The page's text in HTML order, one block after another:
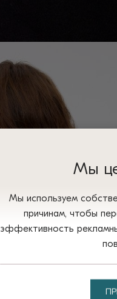
Мы
Мы используем
причинам, чтобы
эффективность